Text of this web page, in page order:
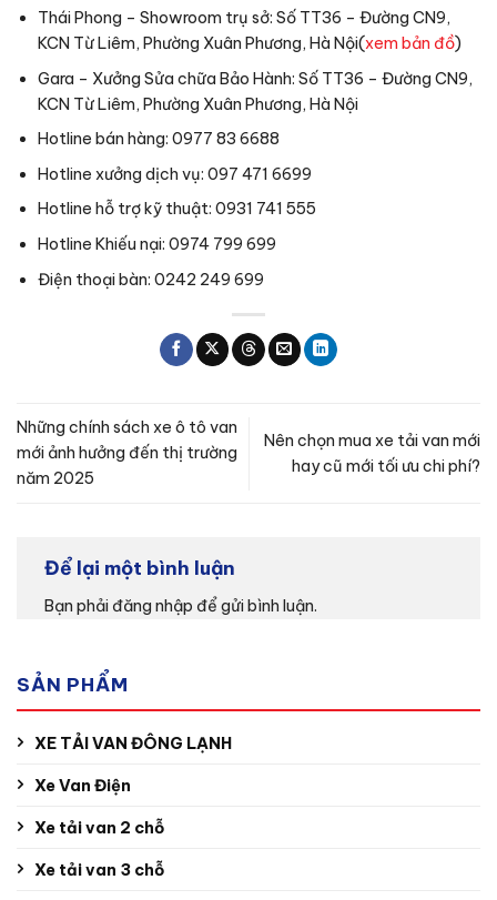
Thái Phong – Showroom trụ sở: Số TT36 – Đường CN9,
KCN Từ Liêm, Phường Xuân Phương, Hà Nội(xem bản đồ)
Gara – Xưởng Sửa chữa Bảo Hành: Số TT36 – Đường CN9,
KCN Từ Liêm, Phường Xuân Phương, Hà Nội
Hotline bán hàng: 0977 83 6688
Hotline xưởng dịch vụ: 097 471 6699
Hotline hỗ trợ kỹ thuật: 0931 741 555
Hotline Khiếu nại: 0974 799 699
Điện thoại bàn: 0242 249 699
Những chính sách xe ô tô van
mới ảnh hưởng đến thị trường
năm 2025
Nên chọn mua xe tải van mới
hay cũ mới tối ưu chi phí?
Để lại một bình luận
Bạn phải đăng nhập để gửi bình luận.
SẢN PHẨM
XE TẢI VAN ĐÔNG LẠNH
Xe Van Điện
Xe tải van 2 chỗ
Xe tải van 3 chỗ